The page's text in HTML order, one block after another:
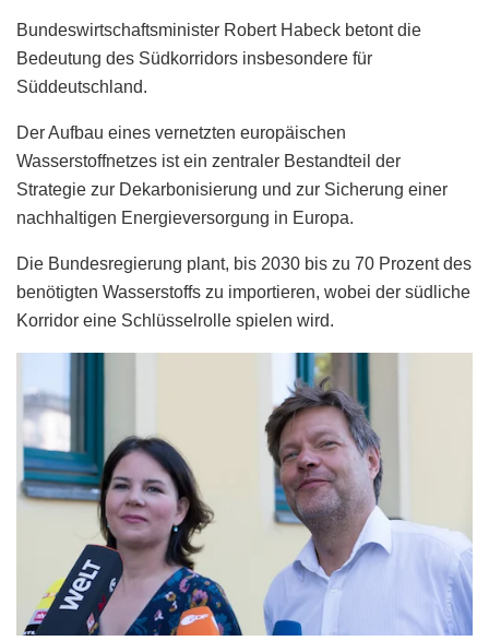
Bundeswirtschaftsminister Robert Habeck betont die
Bedeutung des Südkorridors insbesondere für
Süddeutschland.
Der Aufbau eines vernetzten europäischen
Wasserstoffnetzes ist ein zentraler Bestandteil der
Strategie zur Dekarbonisierung und zur Sicherung einer
nachhaltigen Energieversorgung in Europa.
Die Bundesregierung plant, bis 2030 bis zu 70 Prozent des
benötigten Wasserstoffs zu importieren, wobei der südliche
Korridor eine Schlüsselrolle spielen wird.